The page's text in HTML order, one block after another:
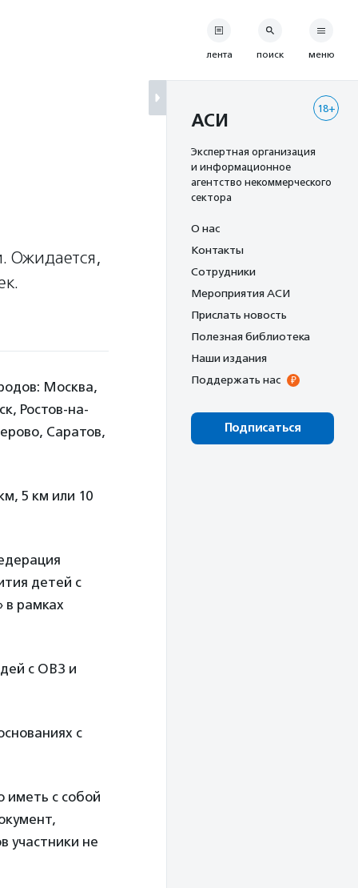
Ожидается,
Москва,
Ростов-на-
Саратов,
5 км или 10
детей с
в рамках
с ОВЗ и
с
иметь с собой
участники не
лента поиск меню
18+
АСИ
Экспертная организация
и информационное
агентство некоммерческого
сектора
О нас
Контакты
Сотрудники
Мероприятия АСИ
Прислать новость
Полезная библиотека
Наши издания
Поддержать нас
Подписаться